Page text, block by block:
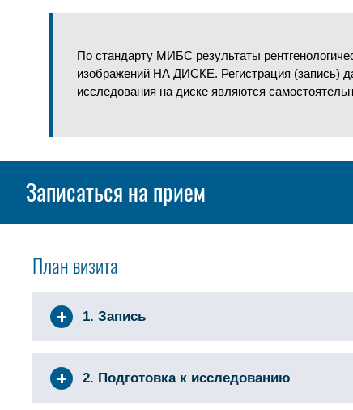
По стандарту МИБС результаты
изображений НА ДИСКЕ. Регистрация (запись)
исследования на диске являются
Записаться на прием
План визита
1. Запись
2. Подготовка к исследованию